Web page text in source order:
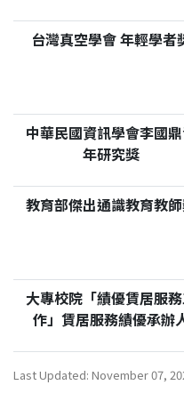
台灣真空學會 年輕學者
中華民國資訊學會李國
年研究獎
教育部傑出通識教育教
大專校院「績優賃居服
作」賃居服務績優承辦
Last Updated: November 07,